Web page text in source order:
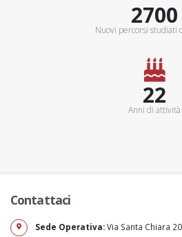
3000Km
Nuovi percorsi studiati
25+
Anni di attività
Contattaci
Sede Operativa:Via Santa Chiara